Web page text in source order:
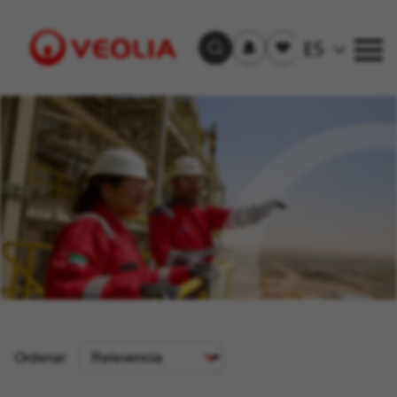
Visit
Buscar empleos
las
Empleos
guardados
ES
Ordenar
Criterios